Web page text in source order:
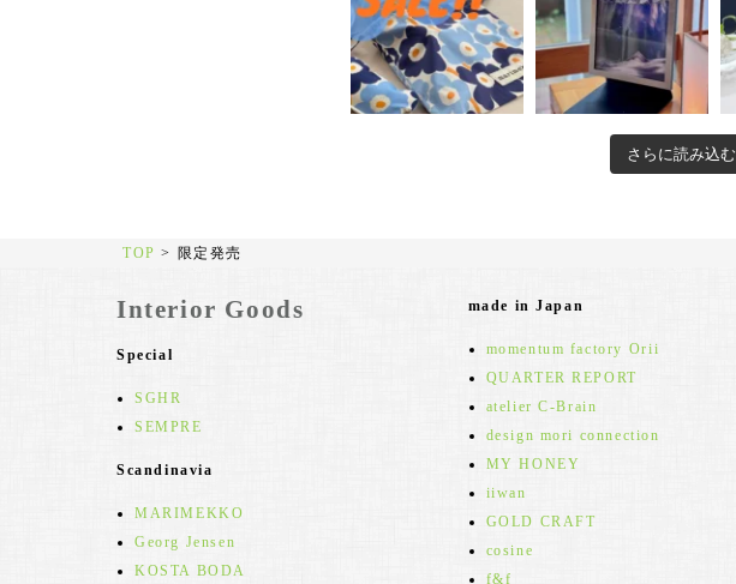
さらに読み込む
TOP > 限定発売
Interior Goods
Special
SGHR
SEMPRE
Scandinavia
MARIMEKKO
Georg Jensen
KOSTA BODA
made in Japan
momentum factory Orii
QUARTER REPORT
atelier C-Brain
design mori connection
MY HONEY
iiwan
GOLD CRAFT
cosine
f&f